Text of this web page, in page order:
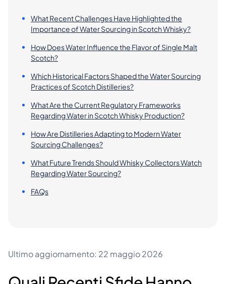
What Recent Challenges Have Highlighted the
Importance of Water Sourcing in Scotch Whisky?
How Does Water Influence the Flavor of Single Malt
Scotch?
Which Historical Factors Shaped the Water Sourcing
Practices of Scotch Distilleries?
What Are the Current Regulatory Frameworks
Regarding Water in Scotch Whisky Production?
How Are Distilleries Adapting to Modern Water
Sourcing Challenges?
What Future Trends Should Whisky Collectors Watch
Regarding Water Sourcing?
FAQs
Ultimo aggiornamento: 22 maggio 2026